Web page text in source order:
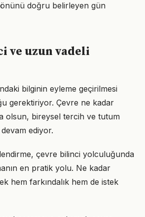
doğru belirleyen gün
ve uzun vadeli
bilginin eyleme geçirilmesi
gerektiriyor. Çevre ne kadar
olsun, bireysel tercih ve tutum
ediyor.
çevre bilinci yolculuğunda
en pratik yolu. Ne kadar
hem farkındalık hem de istek